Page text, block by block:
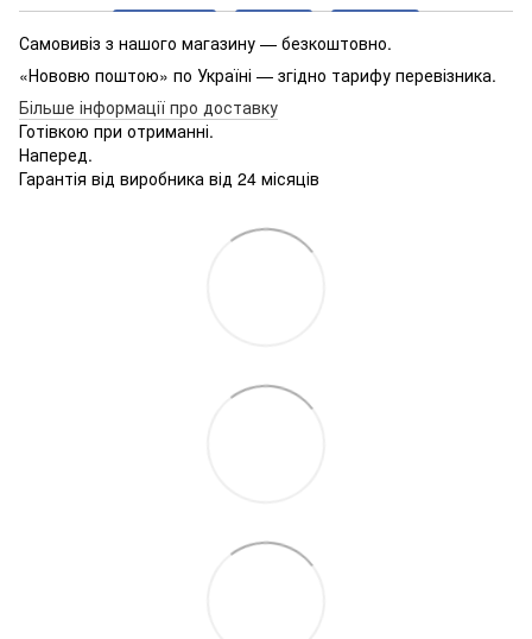
Самовивіз з нашого магазину — безкоштовно.
«Нововю поштою» по Україні — згідно тарифу перевізника.
Більше інформації про доставку
Готівкою при отриманні.
Наперед.
Гарантія від виробника від 24 місяців